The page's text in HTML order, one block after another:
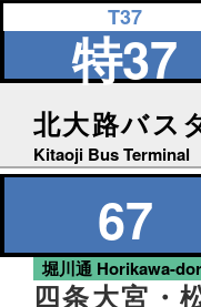
T37
特37
北大路バス
Kitaoji Bus Terminal
67
堀川通 Horikawa-
四条大宮・